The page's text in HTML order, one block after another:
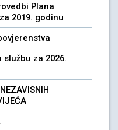
Plana
2019. godinu
za 2026.